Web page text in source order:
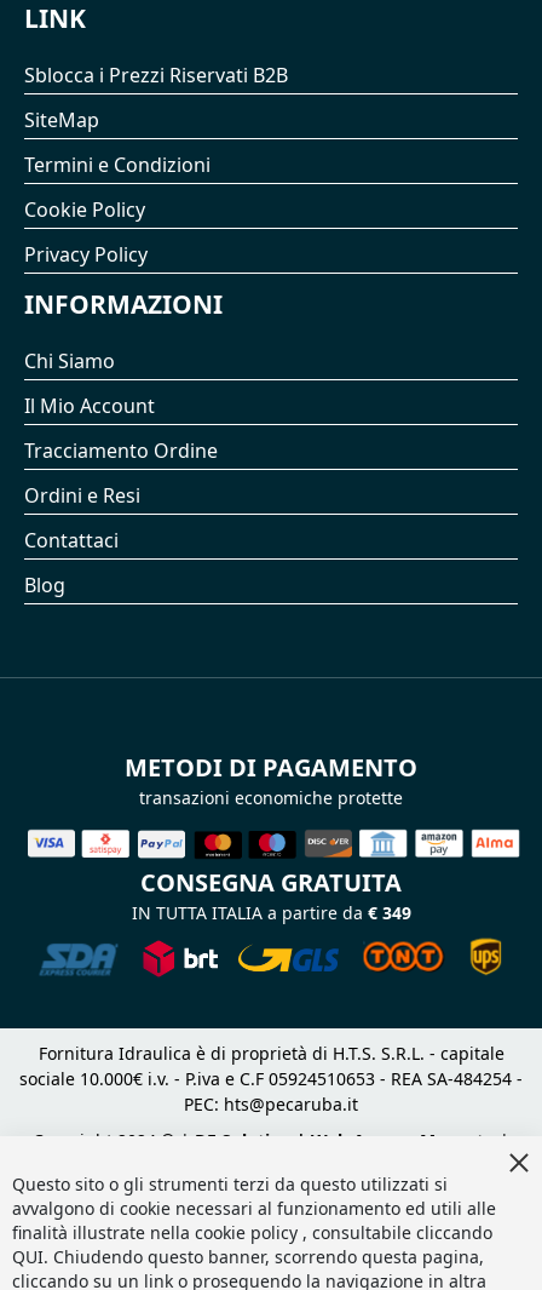
LINK
Sblocca i Prezzi Riservati B2B
SiteMap
Termini e Condizioni
Cookie Policy
Privacy Policy
INFORMAZIONI
Chi Siamo
Il Mio Account
Tracciamento Ordine
Ordini e Resi
Contattaci
Blog
METODI DI PAGAMENTO
transazioni economiche protette
CONSEGNA GRATUITA
IN TUTTA ITALIA a partire da € 349
Fornitura Idraulica è di proprietà di H.T.S. S.R.L. - capitale
sociale 10.000€ i.v. - P.iva e C.F 05924510653 - REA SA-484254 -
PEC: hts@pecaruba.it
Copyright 2024 © | DF Solution | Web Agency Magento
|
Questo sito o gli strumenti terzi da questo utilizzati si
avvalgono di cookie necessari al funzionamento ed utili alle
finalità illustrate nella cookie policy , consultabile cliccando
QUI. Chiudendo questo banner, scorrendo questa pagina,
cliccando su un link o proseguendo la navigazione in altra